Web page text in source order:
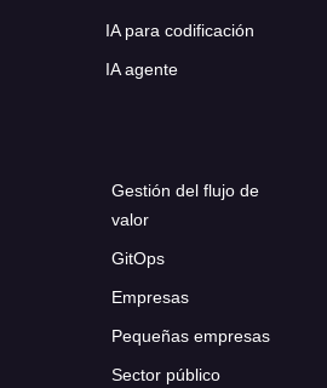
IA para codificación
IA agente
Gestión del flujo de
valor
GitOps
Empresas
Pequeñas empresas
Sector público